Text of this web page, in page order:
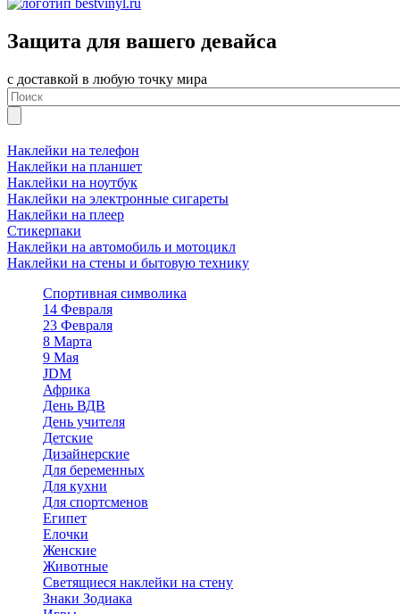
Защита для вашего девайса
с доставкой в любую точку мира
Наклейки на телефон
Наклейки на планшет
Наклейки на ноутбук
Наклейки на электронные сигареты
Наклейки на плеер
Стикерпаки
Наклейки на автомобиль и мотоцикл
Наклейки на стены и бытовую технику
Спортивная символика
14 Февраля
23 Февраля
8 Марта
9 Мая
JDM
Африка
День ВДВ
День учителя
Детские
Дизайнерские
Для беременных
Для кухни
Для спортсменов
Египет
Елочки
Женские
Животные
Светящиеся наклейки на стену
Знаки Зодиака